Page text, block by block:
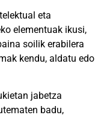
eta
elementuak ikusi,
soilik erabilera
kendu, aldatu edo
jabetza
badu,